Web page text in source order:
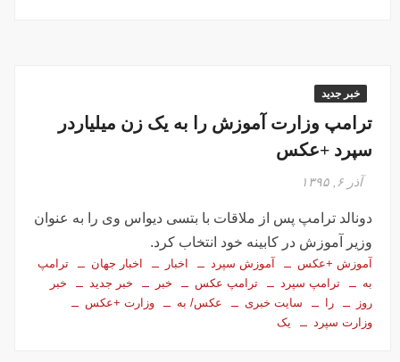
خبر جدید
ترامپ وزارت آموزش را به یک زن میلیاردر
سپرد +عکس
آذر ۶, ۱۳۹۵
دونالد ترامپ پس از ملاقات با بتسی دیواس وی را به عنوان
وزیر آموزش در کابینه خود انتخاب کرد.
آموزش +عکس آموزش سپرد اخبار اخبار جهان
ترامپ
به
ترامپ سپرد ترامپ عکس خبر خبر جدید
خبر
روز
را سایت خبری عکس/ به
وزارت +عکس
وزارت سپرد
یک